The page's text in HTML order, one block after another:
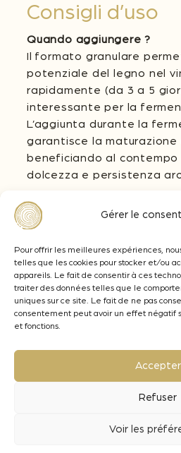
Gérer le
Pour offrir les meilleures expériences,
telles que les cookies pour stocker et/ou
appareils. Le fait de consentir à ces
traiter des données telles que le
uniques sur ce site. Le fait de ne pas
consentement peut avoir un effet négatif
et fonctions.
Accepter
Refuser
Voir les
Consigli d’uso
Quando aggiungere ?
Il formato granulare
potenziale del legno nel
rapidamente (da 3 a 5
interessante per la
L’aggiunta durante la
garantisce la
beneficiando al contempo
dolcezza e persistenza
Quale tasso di
Il dosaggio di Granulars Fr
delle uve e all’annata. Tra
bianchi, rosati e rossi.
superare i 3 g/L, perché il
avere un impatto
di vaniglia).
Quale tempo di contatto
Fermentazione : tempo di
periodo da 3 a 5 giorni è
(contributo aromatico e